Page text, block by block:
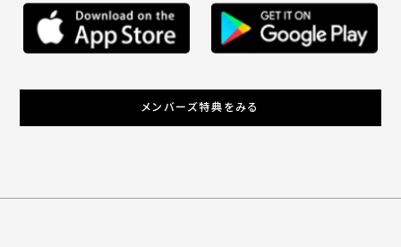
メンバーズ特典をみる